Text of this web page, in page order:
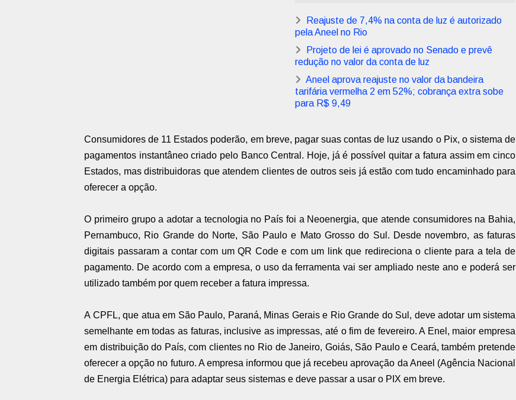
Reajuste de 7,4% na conta de luz é autorizado
pela Aneel no Rio
Projeto de lei é aprovado no Senado e prevê
redução no valor da conta de luz
Aneel aprova reajuste no valor da bandeira
tarifária vermelha 2 em 52%; cobrança extra sobe
para R$ 9,49
Consumidores de 11 Estados poderão, em breve, pagar suas contas de luz usando o Pix, o sistema de
pagamentos instantâneo criado pelo Banco Central. Hoje, já é possível quitar a fatura assim em cinco
Estados, mas distribuidoras que atendem clientes de outros seis já estão com tudo encaminhado para
oferecer a opção.
O primeiro grupo a adotar a tecnologia no País foi a Neoenergia, que atende consumidores na Bahia,
Pernambuco, Rio Grande do Norte, São Paulo e Mato Grosso do Sul. Desde novembro, as faturas
digitais passaram a contar com um QR Code e com um link que redireciona o cliente para a tela de
pagamento. De acordo com a empresa, o uso da ferramenta vai ser ampliado neste ano e poderá ser
utilizado também por quem receber a fatura impressa.
A CPFL, que atua em São Paulo, Paraná, Minas Gerais e Rio Grande do Sul, deve adotar um sistema
semelhante em todas as faturas, inclusive as impressas, até o fim de fevereiro. A Enel, maior empresa
em distribuição do País, com clientes no Rio de Janeiro, Goiás, São Paulo e Ceará, também pretende
oferecer a opção no futuro. A empresa informou que já recebeu aprovação da Aneel (Agência Nacional
de Energia Elétrica) para adaptar seus sistemas e deve passar a usar o PIX em breve.